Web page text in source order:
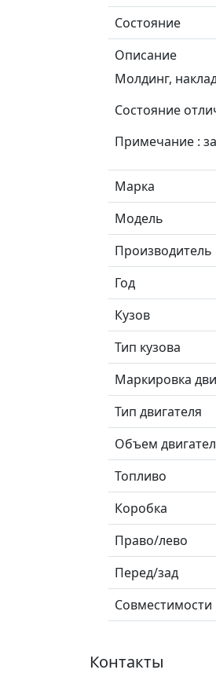
Состояние
Описание
Молдинг,
Состояние
Примечание :
Марка
Модель
Производитель
Год
Кузов
Тип кузова
Маркировка
Тип двигателя
Объем
Топливо
Коробка
Право/лево
Перед/зад
Совместимости
Контакты